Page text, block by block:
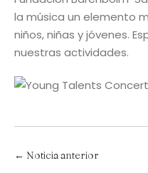
la música un elemento
niños, niñas y jóvenes.
nuestras actividades.
← Noticia anterior